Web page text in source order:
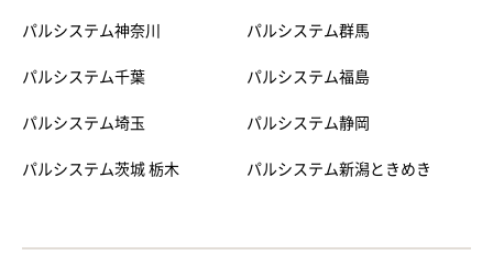
パルシステム神奈川
パルシステム千葉
パルシステム埼玉
パルシステム茨城 栃木
パルシステム群馬
パルシステム福島
パルシステム静岡
パルシステム新潟ときめき